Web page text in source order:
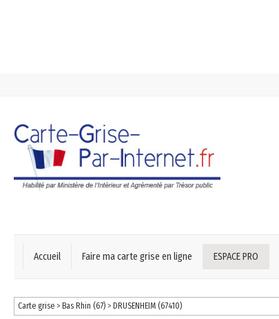
Accueil Faire ma carte grise en ligne ESPACE PRO
Carte grise > Bas Rhin (67)> DRUSENHEIM (67410)